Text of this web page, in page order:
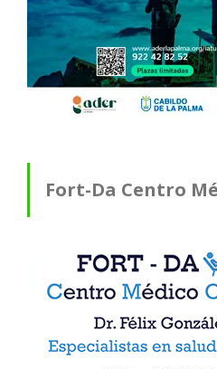
Fort-Da Centro